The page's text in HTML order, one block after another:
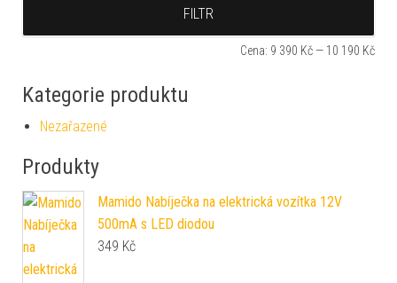
FILTR
Cena: 9 390 Kč — 10 190 Kč
Kategorie produktu
Nezařazené
Produkty
Mamido Nabíječka na elektrická vozítka 12V
500mA s LED diodou
349 Kč